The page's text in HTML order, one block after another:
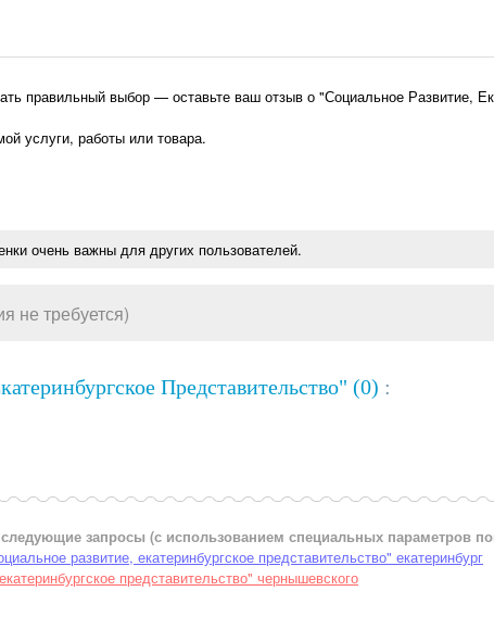
правильный выбор — оставьте ваш отзыв о "Социальное Развитие,
услуги, работы или товара.
очень важны для других пользователей.
не требуется)
Представительство" (0) :
запросы (с использованием специальных параметров
развитие, екатеринбургское представительство" екатеринбург
представительство" чернышевского